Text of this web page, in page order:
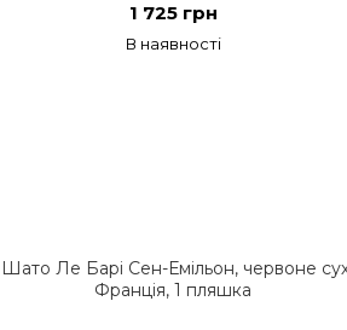
1 725 грн
В наявності